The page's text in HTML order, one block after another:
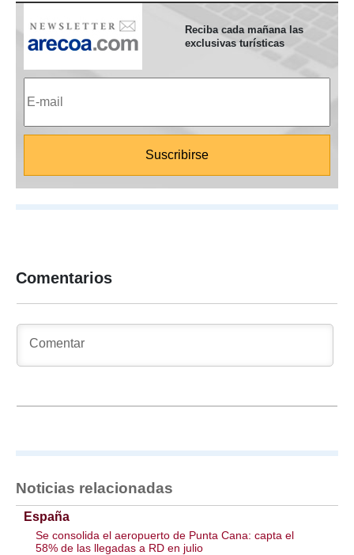
Reciba cada mañana las
exclusivas turísticas
Comentarios
Noticias relacionadas
España
Se consolida el aeropuerto de Punta Cana: capta el
58% de las llegadas a RD en julio